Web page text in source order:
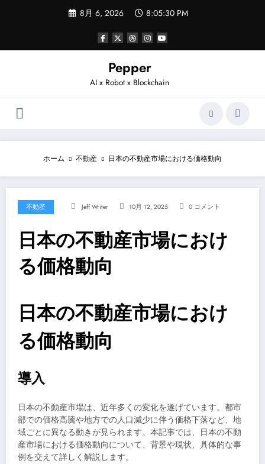
ツ
8月 6, 2026 8:05:30 PM
Pepper
AI x Robot x Blockchain
ホーム 不動産 日本の不動産市場における価格動向
不動産 Jeff Writer 10月 12, 2025 0 コメント
日本の不動産市場におけ
る価格動向
日本の不動産市場におけ
る価格動向
導入
日本の不動産市場は、近年多くの変化を遂げています。都市
部での価格高騰や地方での人口減少に伴う価格下落など、地
域ごとに異なる動きが見られます。本記事では、日本の不動
産市場における価格動向について、背景や現状、具体的な事
例を交えて詳しく解説します。